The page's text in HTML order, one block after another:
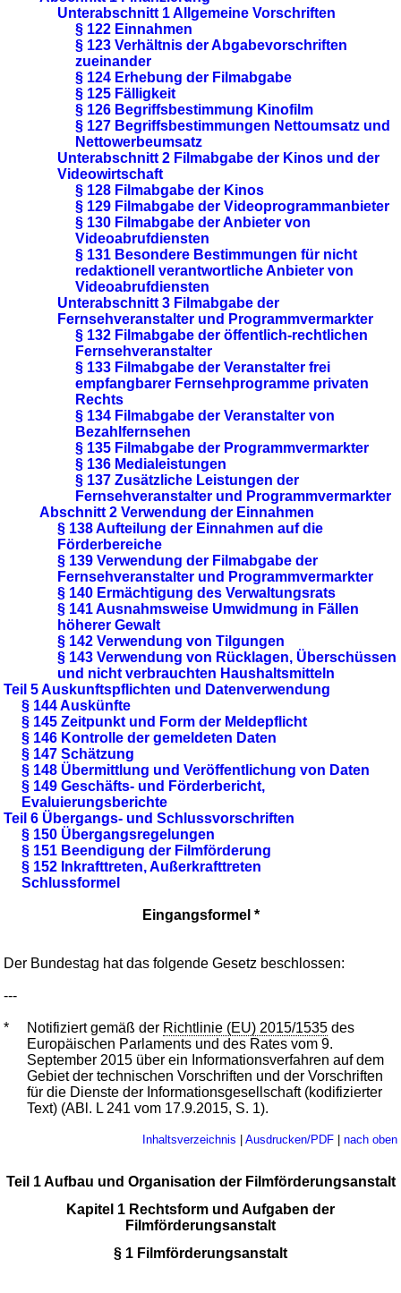
Unterabschnitt 1 Allgemeine Vorschriften
§ 122 Einnahmen
§ 123 Verhältnis der Abgabevorschriften
zueinander
§ 124 Erhebung der Filmabgabe
§ 125 Fälligkeit
§ 126 Begriffsbestimmung Kinofilm
§ 127 Begriffsbestimmungen Nettoumsatz und
Nettowerbeumsatz
Unterabschnitt 2 Filmabgabe der Kinos und der
Videowirtschaft
§ 128 Filmabgabe der Kinos
§ 129 Filmabgabe der Videoprogrammanbieter
§ 130 Filmabgabe der Anbieter von
Videoabrufdiensten
§ 131 Besondere Bestimmungen für nicht
redaktionell verantwortliche Anbieter von
Videoabrufdiensten
Unterabschnitt 3 Filmabgabe der
Fernsehveranstalter und Programmvermarkter
§ 132 Filmabgabe der öffentlich-rechtlichen
Fernsehveranstalter
§ 133 Filmabgabe der Veranstalter frei
empfangbarer Fernsehprogramme privaten
Rechts
§ 134 Filmabgabe der Veranstalter von
Bezahlfernsehen
§ 135 Filmabgabe der Programmvermarkter
§ 136 Medialeistungen
§ 137 Zusätzliche Leistungen der
Fernsehveranstalter und Programmvermarkter
Abschnitt 2 Verwendung der Einnahmen
§ 138 Aufteilung der Einnahmen auf die
Förderbereiche
§ 139 Verwendung der Filmabgabe der
Fernsehveranstalter und Programmvermarkter
§ 140 Ermächtigung des Verwaltungsrats
§ 141 Ausnahmsweise Umwidmung in Fällen
höherer Gewalt
§ 142 Verwendung von Tilgungen
§ 143 Verwendung von Rücklagen, Überschüssen
und nicht verbrauchten Haushaltsmitteln
Teil 5 Auskunftspflichten und Datenverwendung
§ 144 Auskünfte
§ 145 Zeitpunkt und Form der Meldepflicht
§ 146 Kontrolle der gemeldeten Daten
§ 147 Schätzung
§ 148 Übermittlung und Veröffentlichung von Daten
§ 149 Geschäfts- und Förderbericht,
Evaluierungsberichte
Teil 6 Übergangs- und Schlussvorschriften
§ 150 Übergangsregelungen
§ 151 Beendigung der Filmförderung
§ 152 Inkrafttreten, Außerkrafttreten
Schlussformel
Eingangsformel *
Der Bundestag hat das folgende Gesetz beschlossen:
---
* Notifiziert gemäß der Richtlinie (EU) 2015/1535 des
Europäischen Parlaments und des Rates vom 9.
September 2015 über ein Informationsverfahren auf dem
Gebiet der technischen Vorschriften und der Vorschriften
für die Dienste der Informationsgesellschaft (kodifizierter
Text) (ABl. L 241 vom 17.9.2015, S. 1).
Inhaltsverzeichnis | Ausdrucken/PDF| nach oben
Teil 1 Aufbau und Organisation der Filmförderungsanstalt
Kapitel 1 Rechtsform und Aufgaben der
Filmförderungsanstalt
§ 1 Filmförderungsanstalt